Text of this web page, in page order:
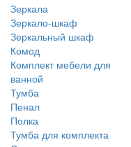
Зеркала
Зеркало-шкаф
Зеркальный шкаф
Комод
Комплект мебели для
ванной
Тумба
Пенал
Полка
Тумба для комплекта